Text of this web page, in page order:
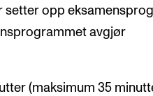
opp
avgjør
(maksimum 35